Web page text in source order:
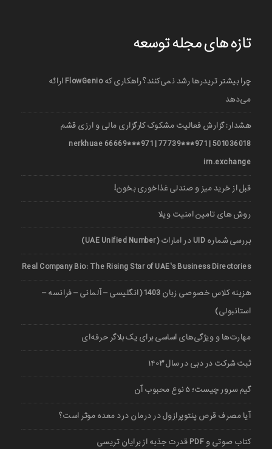
تازه های مجله توسعه
چرا بیشتر تریدرها رشد نمی‌کنند؟ راهکاری که FlowGenio ارائه
می‌دهد
هشدار: گزارش فعالیت مشکوک کارگزاری مالی و ارزی قشم
501036018 | 971***77739 | 971***66669 nerkhuae
irn.exchange
قبل از خرید میز و صندلی غذاخوری بخون!
روش های تامین امنیت ویلا
بررسی شماره UID در امارات (UAE Unified Number)
Real Company Bio: The Rising Star of UAE’s Business Directories
هزینه کلاس خصوصی زبان 1403 (انگلیسی – آلمانی – فرانسه –
استانبولی)
مهارت‌ها و ویژگی‌های اساسی برای یک بلاگر حرفه‌ای
ثبت شرکت در دبی در سال ۱۴۰۳
گیم سرور چیست؛ ۵ نوع محبوب آن
آیا مصرف قرص پنتوپرازول در درمان درد معده موثر است؟
کتاب صوتی و PDF قدرت جذبه از برایان تریسی